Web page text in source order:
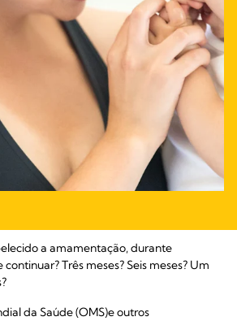
a amamentação, durante
Três meses? Seis meses? Um
da Saúde (OMS)e outros